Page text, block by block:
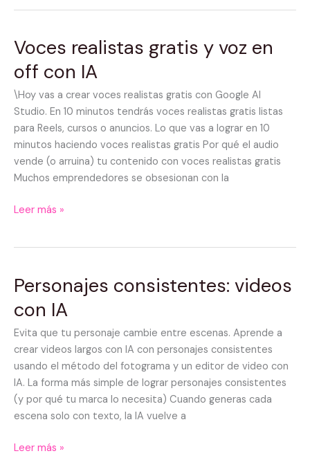
Voces realistas gratis y voz en
off con IA
\Hoy vas a crear voces realistas gratis con Google AI
Studio. En 10 minutos tendrás voces realistas gratis listas
para Reels, cursos o anuncios. Lo que vas a lograr en 10
minutos haciendo voces realistas gratis Por qué el audio
vende (o arruina) tu contenido con voces realistas gratis
Muchos emprendedores se obsesionan con la
Voces
gratis
y
voz
en
off
con
IA
Leer más »
Personajes consistentes: videos
con IA
Evita que tu personaje cambie entre escenas. Aprende a
crear videos largos con IA con personajes consistentes
usando el método del fotograma y un editor de video con
IA. La forma más simple de lograr personajes consistentes
(y por qué tu marca lo necesita) Cuando generas cada
escena solo con texto, la IA vuelve a
Personajes
videos
con
IA
Leer más »